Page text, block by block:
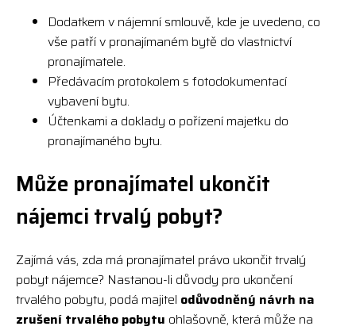
Dodatkem v nájemní smlouvě, kde je uvedeno, co
vše patří v pronajímaném bytě do vlastnictví
pronajímatele.
Předávacím protokolem s fotodokumentací
vybavení bytu.
Účtenkami a doklady o pořízení majetku do
pronajímaného bytu.
Může pronajímatel ukončit
nájemci trvalý pobyt?
Zajímá vás, zda má pronajímatel právo ukončit trvalý
pobyt nájemce? Nastanou-li důvody pro ukončení
trvalého pobytu, podá majitel odůvodněný návrh na
zrušení trvalého pobytu ohlašovně, která může na